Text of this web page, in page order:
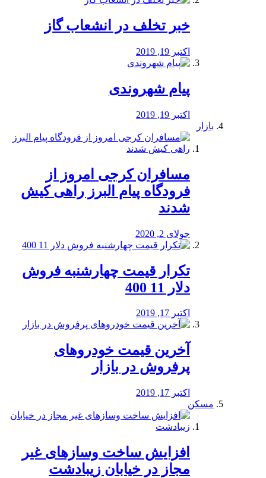
خبر تخلف در انشعاب گاز
اکتبر 19, 2019
پیام شهروندی
اکتبر 19, 2019
بازار
مسافران کرجی امروز از
فرودگاه پیام البرز راهی کیش
شدند
جولای 2, 2020
تکرار قیمت چهارشنبه فروش
دلار 11 400
اکتبر 17, 2019
آخرین قیمت خودرو‌های
پرفروش در بازار
اکتبر 17, 2019
مسکن
افزایش ساخت وسازهای غیر
مجاز در خیابان زیبادشت